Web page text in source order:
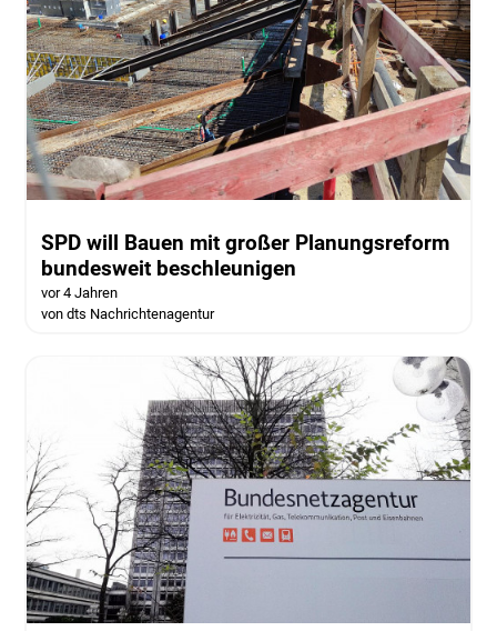
SPD will Bauen mit großer Planungsreform
bundesweit beschleunigen
vor 4 Jahren
von dts Nachrichtenagentur